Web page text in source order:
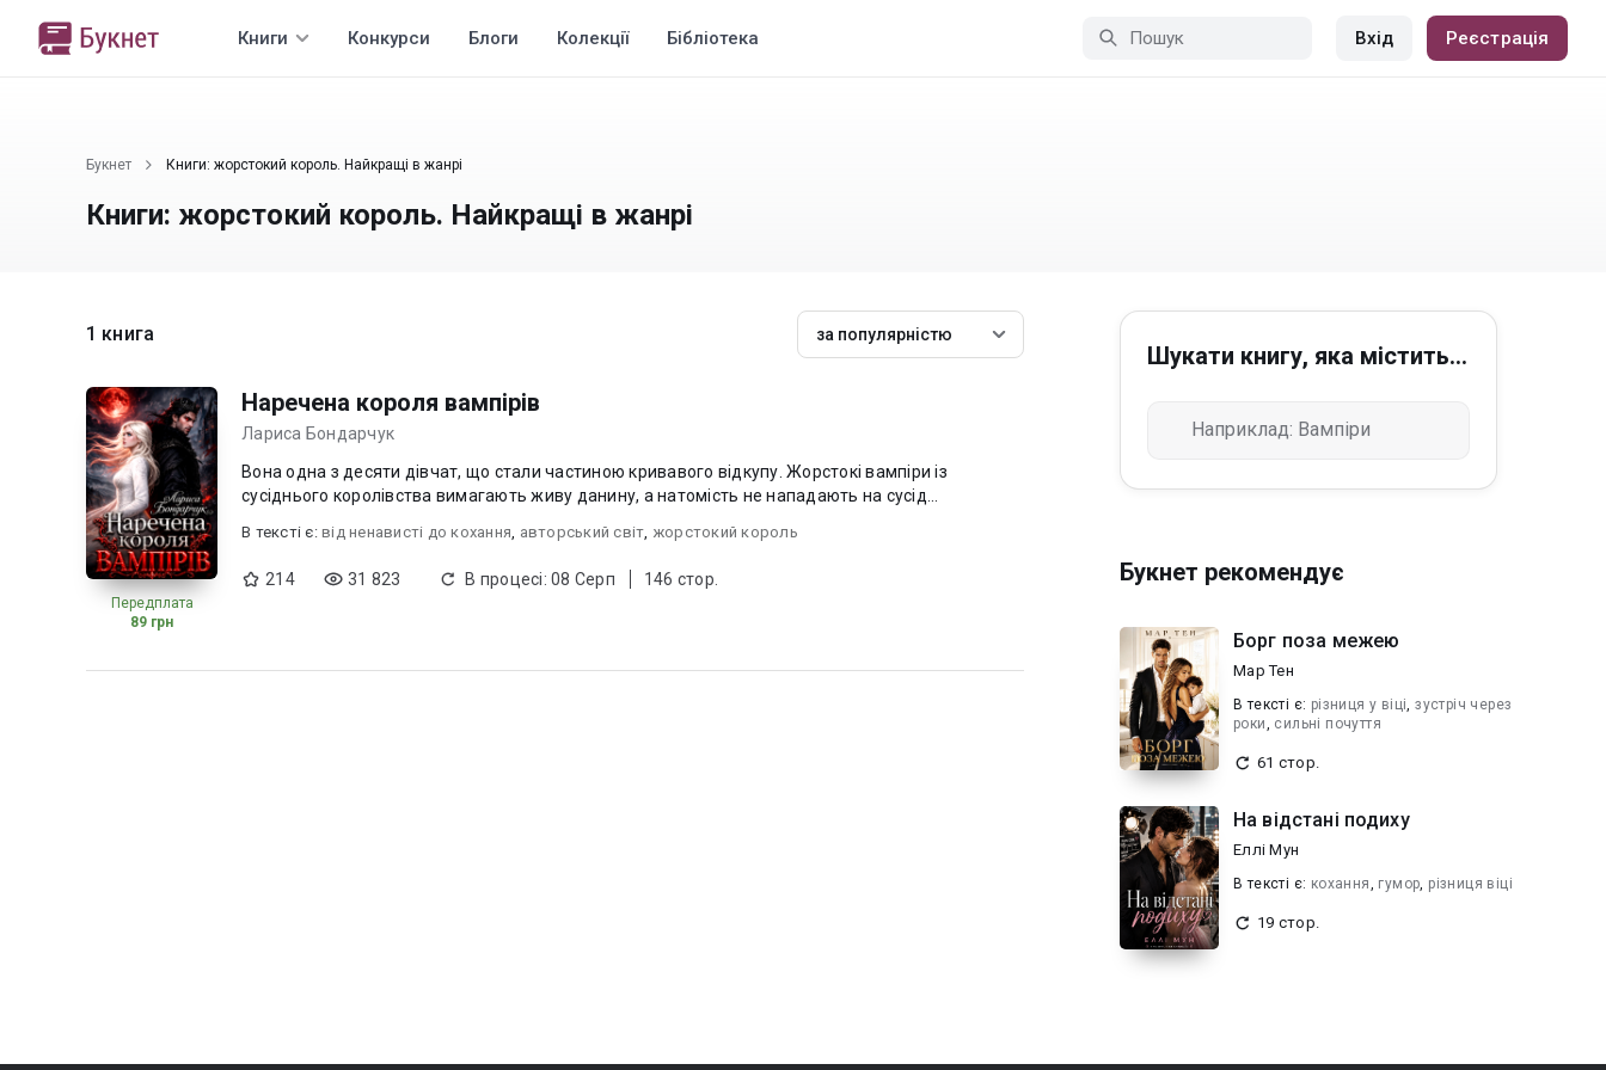
Книги Конкурси Блоги Колекції Бібліотека Вхід Реєстрація
Букнет Книги: жорстокий король. Найкращі в жанрі
Книги: жорстокий король. Найкращі в жанрі
1 книга за популярністю
Передплата
89 грн
Наречена короля вампірів
Лариса Бондарчук
Вона одна з десяти дівчат, що стали частиною кривавого відкупу. Жорстокі вампіри із
сусіднього королівства вимагають живу данину, а натомість не нападають на сусід...
В текcті є: від ненависті до кохання, авторський світ, жорстокий король
214 31 823 В процесі: 08 Серп 146 стор.
Шукати книгу, яка містить...
Букнет рекомендує
Борг поза межею
Мар Тен
В текcті є: різниця у віці,зустріч через
роки, сильні почуття
61 стор.
На відстані подиху
Еллі Мун
В текcті є: кохання, гумор, різниця віці
19 стор.